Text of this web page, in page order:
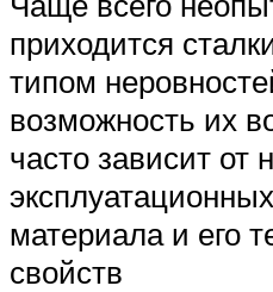
приходится
типом
возможность их
часто зависит от
материала и его
свойств